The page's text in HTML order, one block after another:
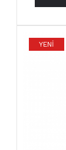
YENI